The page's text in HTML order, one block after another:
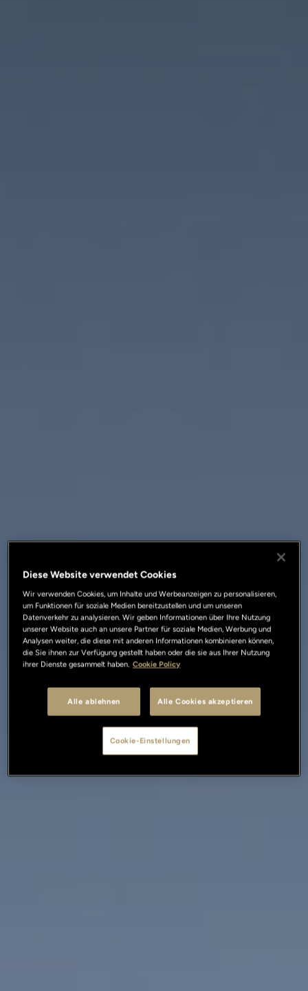
Diese Website verwendet Cookies
Wir verwenden Cookies, um Inhalte und Werbeanzeigen zu personalisieren,
um Funktionen für soziale Medien bereitzustellen und um unseren
Datenverkehr zu analysieren. Wir geben Informationen über Ihre Nutzung
unserer Website auch an unsere Partner für soziale Medien, Werbung und
Analysen weiter, die diese mit anderen Informationen kombinieren können,
die Sie ihnen zur Verfügung gestellt haben oder die sie aus Ihrer Nutzung
ihrer Dienste gesammelt haben. Cookie Policy
Alle ablehnen Alle Cookies akzeptieren
Cookie-Einstellungen